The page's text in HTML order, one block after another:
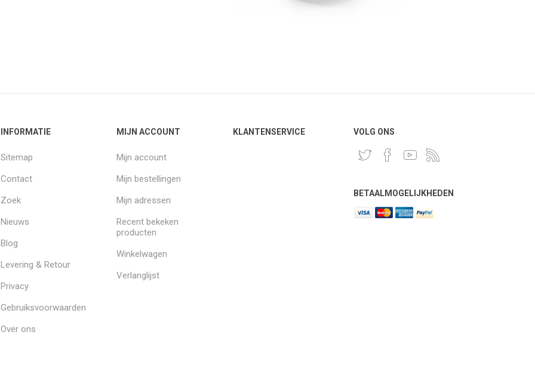
INFORMATIE
Sitemap
Contact
Zoek
Nieuws
Blog
Levering & Retour
Privacy
Gebruiksvoorwaarden
Over ons
MIJN ACCOUNT
Mijn account
Mijn bestellingen
Mijn adressen
Recent bekeken
producten
Winkelwagen
Verlanglijst
KLANTENSERVICE VOLG ONS
BETAALMOGELIJKHEDEN